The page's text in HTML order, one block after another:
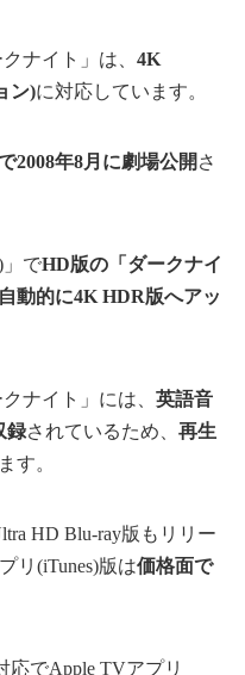
ナイト」は、 4K
ン)に対応しています。
2008年8月に劇場公開 さ
」でHD版の「ダークナイ
動的に4K HDR版へアッ
ナイト」には、 英語音
録されているため、 再生
す。
HD Blu-ray版もリリー
リ(iTunes)版は価格面で
応でApple TVアプリ